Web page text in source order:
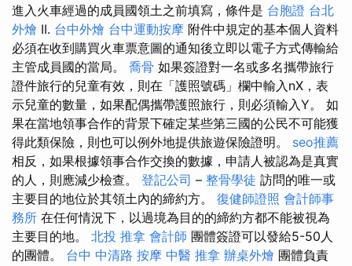
進入火車經過的成員國領土之前填寫，條件是 台胞證 台北
外燴 II. 台中外燴 台中運動按摩 附件中規定的基本個人資料
必須在收到購買火車票意圖的通知後立即以電子方式傳輸給
主管成員國的當局。 喬骨 如果簽證對一名或多名攜帶旅行
證件旅行的兒童有效，則在「護照號碼」欄中輸入nX，表
示兒童的數量，如果配偶攜帶護照旅行，則必須輸入Y。 如
果在當地領事合作的背景下確定某些第三國的公民不可能獲
得此類保險，則也可以例外地提供旅遊保險證明。 seo推薦
相反，如果根據領事合作交換的數據，申請人被認為是真實
的人，則應減少檢查。 登記公司 – 整骨學徒 訪問的唯一或
主要目的地位於其領土內的締約方。 復健師證照 會計師事
務所 在任何情況下，以過境為目的的締約方都不能被視為
主要目的地。 北投 推拿 會計師 團體簽證可以發給5-50人
的團體。 台中 中清路 按摩 中醫 推拿 辦桌外燴 團體負責